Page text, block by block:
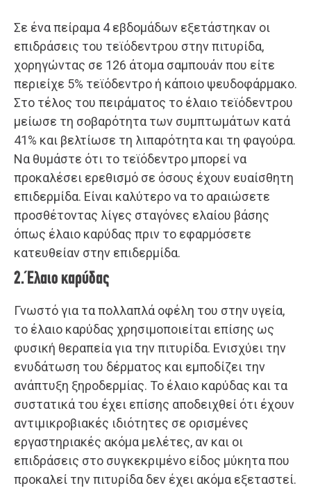
Σε ένα πείραμα 4 εβδομάδων εξετάστηκαν οι
επιδράσεις του τεϊόδεντρου στην πιτυρίδα,
χορηγώντας σε 126 άτομα σαμπουάν που είτε
περιείχε 5% τεϊόδεντρο ή κάποιο ψευδοφάρμακο.
Στο τέλος του πειράματος το έλαιο τεϊόδεντρου
μείωσε τη σοβαρότητα των συμπτωμάτων κατά
41% και βελτίωσε τη λιπαρότητα και τη φαγούρα.
Να θυμάστε ότι το τεϊόδεντρο μπορεί να
προκαλέσει ερεθισμό σε όσους έχουν ευαίσθητη
επιδερμίδα. Είναι καλύτερο να το αραιώσετε
προσθέτοντας λίγες σταγόνες ελαίου βάσης
όπως έλαιο καρύδας πριν το εφαρμόσετε
κατευθείαν στην επιδερμίδα.
2. Έλαιο καρύδας
Γνωστό για τα πολλαπλά οφέλη του στην υγεία,
το έλαιο καρύδας χρησιμοποιείται επίσης ως
φυσική θεραπεία για την πιτυρίδα. Ενισχύει την
ενυδάτωση του δέρματος και εμποδίζει την
ανάπτυξη ξηροδερμίας. Το έλαιο καρύδας και τα
συστατικά του έχει επίσης αποδειχθεί ότι έχουν
αντιμικροβιακές ιδιότητες σε ορισμένες
εργαστηριακές ακόμα μελέτες, αν και οι
επιδράσεις στο συγκεκριμένο είδος μύκητα που
προκαλεί την πιτυρίδα δεν έχει ακόμα εξεταστεί.